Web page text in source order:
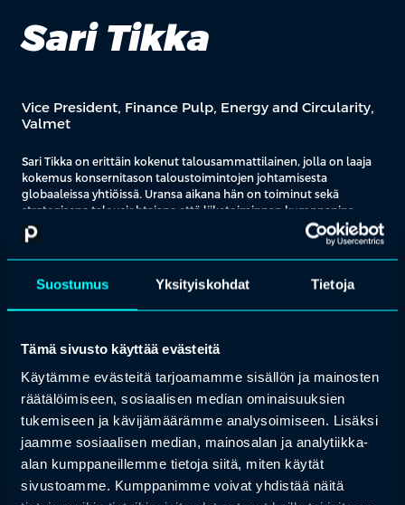
Suostumus Yksityiskohdat Tietoja
Tämä sivusto käyttää evästeitä
Käytämme evästeitä tarjoamamme sisällön ja mainosten
räätälöimiseen, sosiaalisen median ominaisuuksien
tukemiseen ja kävijämäärämme analysoimiseen. Lisäksi
jaamme sosiaalisen median, mainosalan ja analytiikka-
alan kumppaneillemme tietoja siitä, miten käytät
sivustoamme. Kumppanimme voivat yhdistää näitä
Sari Tikka
Vice President, Finance Pulp, Energy and Circularity,
Valmet
Sari Tikka on erittäin kokenut talousammattilainen, jolla on laaja
kokemus konsernitason taloustoimintojen johtamisesta
globaaleissa yhtiöissä. Uransa aikana hän on toiminut sekä
strategisena talousjohtajana että liiketoiminnan kumppanina,
tukien organisaatioiden kasvua ja kehitystä eri näkökulmista.
Ennen siirtymistään nykyiseen tehtäväänsä, Sari vastasi Shared
Valmet -konsernille. Hän myös rakensi ja johti SSC-toiminnot
osaksi organisaation rakennetta – kehittäen tehokkaita prosesseja
Sari tunnetaan erityisesti Suomen suurimman taloushallinnon
carve-out-projektin ja integraation läpiviennistä sekä
konsernitason taloustoimintojen rakentamisesta kahteen
vastaperustettuun yhtiöön. Sari toimii mielellään
monikulttuuristen tiimien rakentajana ja johtajana, joka kykenee
toimimaan tehokkaasti moninaisissa kansainvälisissä
ympäristöissä. Johtajuutta leimaa asiakaskeskeisyys ja kyky
innostaa muutosta. Sarilla on myös vahva osaaminen
strategisessa taloussuunnittelussa, yritysjärjestelyissä (M&A),
kestävyysraportoinnissa (ESG) ja yhtiöverotuksessa. Hän on